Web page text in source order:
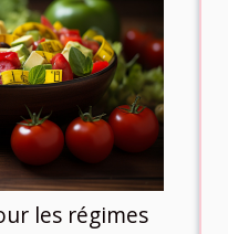
les régimes